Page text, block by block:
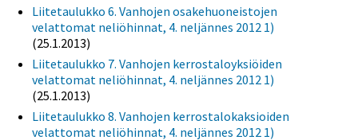
Liitetaulukko 6. Vanhojen osakehuoneistojen
velattomat neliöhinnat, 4. neljännes 2012 1)
(25.1.2013)
Liitetaulukko 7. Vanhojen kerrostaloyksiöiden
velattomat neliöhinnat, 4. neljännes 2012 1)
(25.1.2013)
Liitetaulukko 8. Vanhojen kerrostalokaksioiden
velattomat neliöhinnat, 4. neljännes 2012 1)